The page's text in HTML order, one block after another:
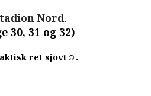
Nord.
30, 31 og 32)
ret sjovt☺️.